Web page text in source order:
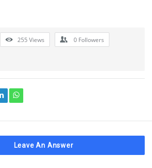
255 Views 0 Followers
Leave An Answer